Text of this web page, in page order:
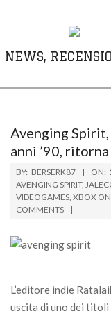
NEWS,
MenuAvenging
anni ’90,
BY: BERSERK87 ON:
AVENGING SPIRIT,
VIDEOGAMES XBOX
COMMENTS
L’editore indie
uscita di uno dei titoli